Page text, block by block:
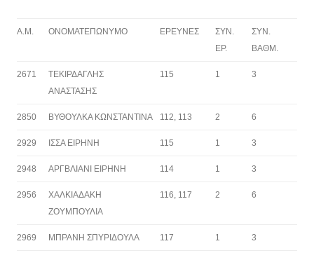
A.M. ΟΝΟΜΑΤΕΠΩΝΥΜΟ ΕΡΕΥΝΕΣ
ΣΥΝ.
ΕΡ.
ΣΥΝ.
ΒΑΘΜ.
2671
ΤΕΚΙΡΔΑΓΛΗΣ
ΑΝΑΣΤΑΣΗΣ
115 1 3
2850 ΒΥΘΟΥΛΚΑ ΚΩΝΣΤΑΝΤΙΝΑ 112, 113 2 6
2929 ΙΣΣΑ ΕΙΡΗΝΗ 115 1 3
2948 ΑΡΓΒΛΙΑΝΙ ΕΙΡΗΝΗ 114 1 3
2956
ΧΑΛΚΙΑΔΑΚΗ
ΖΟΥΜΠΟΥΛΙΑ
116, 117 2 6
2969 ΜΠΡΑΝΗ ΣΠΥΡΙΔΟΥΛΑ 117 1 3